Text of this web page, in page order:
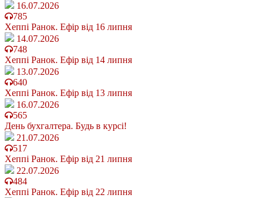
16.07.2026
785
Хеппі Ранок. Ефір від 16 липня
14.07.2026
748
Хеппі Ранок. Ефір від 14 липня
13.07.2026
640
Хеппі Ранок. Ефір від 13 липня
16.07.2026
565
День бухгалтера. Будь в курсі!
21.07.2026
517
Хеппі Ранок. Ефір від 21 липня
22.07.2026
484
Хеппі Ранок. Ефір від 22 липня